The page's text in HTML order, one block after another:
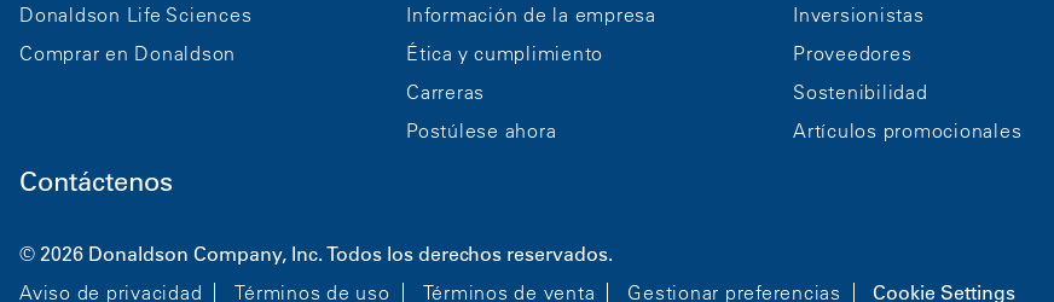
Donaldson Life Sciences
Comprar en Donaldson
Información de la empresa
Ética y cumplimiento
Carreras
Postúlese ahora
Inversionistas
Proveedores
Sostenibilidad
Artículos promocionales
Contáctenos
© 2026 Donaldson Company, Inc. Todos los derechos reservados.
Aviso de privacidad
Términos de uso Términos de venta Gestionar preferencias Cookie Settings